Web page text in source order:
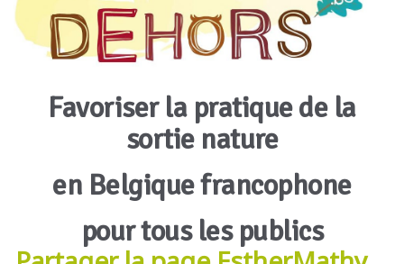
Favoriser la pratique de la
sortie nature
en Belgique francophone
pour tous les publics